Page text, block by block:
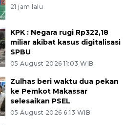
21 jam lalu
KPK : Negara rugi Rp322,18
miliar akibat kasus digitalisasi
SPBU
05 August 2026 11:03 WIB
Zulhas beri waktu dua pekan
ke Pemkot Makassar
selesaikan PSEL
05 August 2026 6:13 WIB